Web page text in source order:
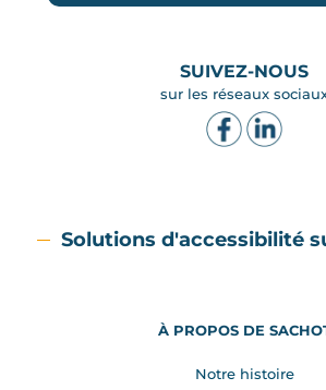
SUIVEZ-NOUS
sur les réseaux
Solutions d'accessibilité
À PROPOS DE
Notre histoire